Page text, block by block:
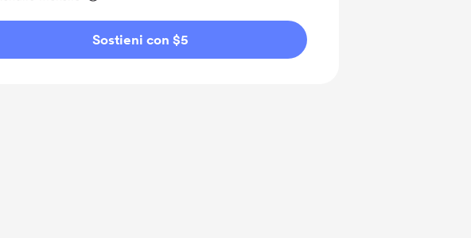
Sostieni con $5